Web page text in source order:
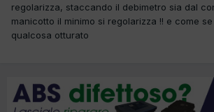
regolarizza, staccando il debimetro sia dal
manicotto il minimo si regolarizza !! e come
qualcosa otturato